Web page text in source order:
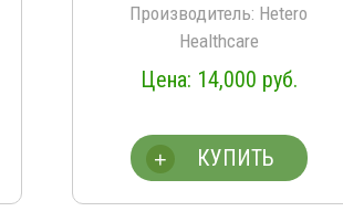
Производитель: Hetero
Healthcare
14,000 руб.
КУПИТЬ
+